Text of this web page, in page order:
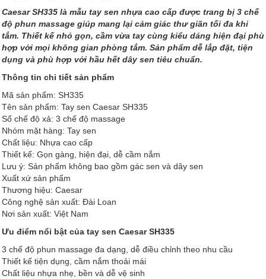
Caesar SH335 là mẫu tay sen nhựa cao cấp được trang bị 3 chế
độ phun massage giúp mang lại cảm giác thư giãn tối đa khi
tắm. Thiết kế nhỏ gọn, cầm vừa tay cùng kiểu dáng hiện đại phù
hợp với mọi không gian phòng tắm. Sản phẩm dễ lắp đặt, tiện
dụng và phù hợp với hầu hết dây sen tiêu chuẩn.
Thông tin chi tiết sản phẩm
Mã sản phẩm: SH335
Tên sản phẩm: Tay sen Caesar SH335
Số chế độ xả: 3 chế độ massage
Nhóm mặt hàng: Tay sen
Chất liệu: Nhựa cao cấp
Thiết kế: Gọn gàng, hiện đại, dễ cầm nắm
Lưu ý: Sản phẩm không bao gồm gác sen và dây sen
Xuất xứ sản phẩm
Thương hiệu: Caesar
Công nghệ sản xuất: Đài Loan
Nơi sản xuất: Việt Nam
Ưu điểm nổi bật của tay sen Caesar SH335
3 chế độ phun massage đa dạng, dễ điều chỉnh theo nhu cầu
Thiết kế tiện dụng, cầm nắm thoải mái
Chất liệu nhựa nhẹ, bền và dễ vệ sinh